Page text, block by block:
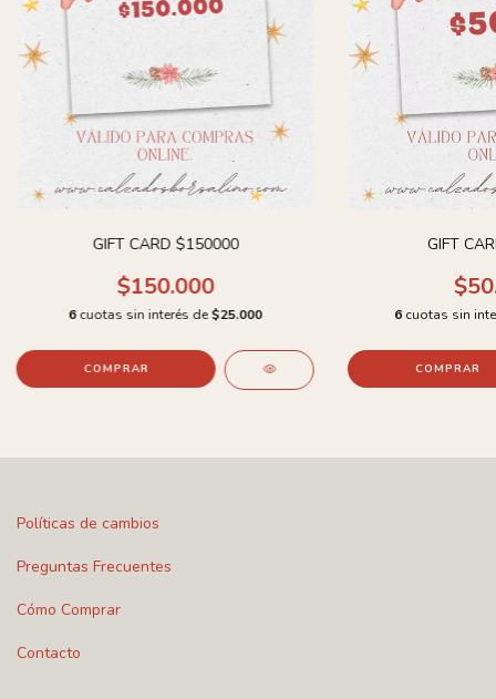
GIFT CARD $150000
$150.000
6cuotas sin interés de$25.000
GIFT
6 cuotas sin
Políticas de cambios
Preguntas Frecuentes
Cómo Comprar
Contacto